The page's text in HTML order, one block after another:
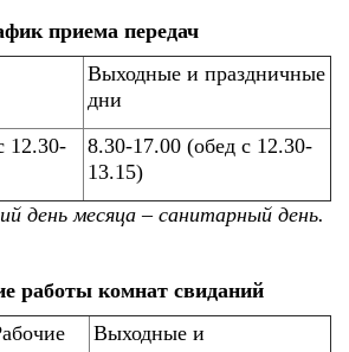
приема передач
Выходные и праздничные
дни
12.30-
8.30-17.00 (обед с 12.30-
13.15)
день месяца – санитарный день.
работы комнат свиданий
Выходные и